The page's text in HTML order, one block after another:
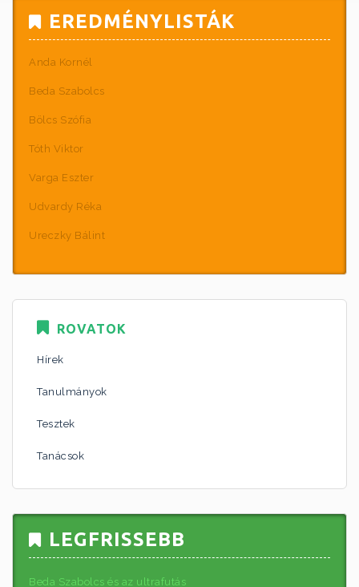
EREDMÉNYLISTÁK
Anda Kornél
Beda Szabolcs
Bölcs Szófia
Tóth Viktor
Varga Eszter
Udvardy Réka
Ureczky Bálint
ROVATOK
Hírek
Tanulmányok
Tesztek
Tanácsok
LEGFRISSEBB
Beda Szabolcs és az ultrafutás